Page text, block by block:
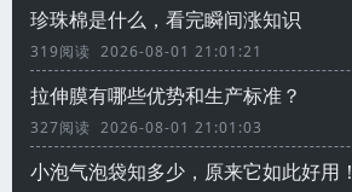
珍珠棉是什么，看完瞬间涨知识
319阅读 2026-08-01 21:01:21
拉伸膜有哪些优势和生产标准？
327阅读 2026-08-01 21:01:03
小泡气泡袋知多少，原来它如此好用！